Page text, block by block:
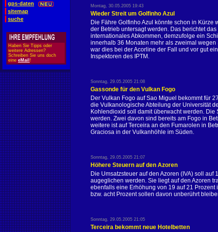
gps-daten
sitemap
suche
Haben Sie Tipps oder
weitere Adressen?
Schreiben Sie uns doch
eine eMail !
Montag, 30.05.2005 19:43
Wieder Streit um Golfinho Azul
Die Fähre Golfinho Azul könnte schon in
der Betrieb untersagt werden. Das berichtet
internationales Abkommen, demzufolge ein
innerhalb 36 Monaten mehr als zweimal
war dies bei der Acorline der Fall und vor gut
Inspektoren des IPTM.
Sonntag, 29.05.2005 21:08
Gassonde für den Vulkan Fogo
Der Vulkan Fogo auf Sao Miguel bekommt für
die Vulkanologische Abteilung der Universität
Kohlendioxid soll damit überwacht werden.
werden. Zwei davon sind bereits am Fogo in
weitere ist auf Terceira an den Fumarolen in
Graciosa in der Vulkanhöhle im Süden.
Sonntag, 29.05.2005 21:07
Höhere Steuern auf den Azoren
Die Umsatzsteuer auf den Azoren (IVA) soll
augeglichen werden. Sie liegt auf den Azoren
ebenfalls eine Erhöhung von 19 auf 21
bzw. acht Prozent sollen davon unberührt
Sonntag, 29.05.2005 21:05
Terceira bekommt neue Hotelbetten